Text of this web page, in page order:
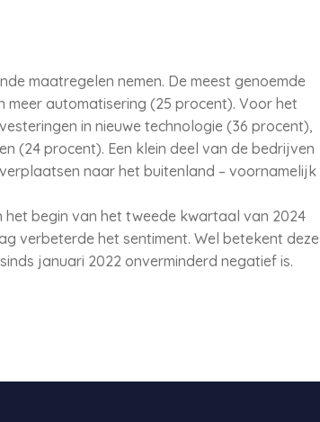
maatregelen nemen. De meest genoemde
automatisering (25 procent). Voor het
in nieuwe technologie (36 procent),
(24 procent). Een klein deel van de bedrijven
naar het buitenland – voornamelijk
het begin van het tweede kwartaal van 2024
verbeterde het sentiment. Wel betekent deze
januari 2022 onverminderd negatief is.